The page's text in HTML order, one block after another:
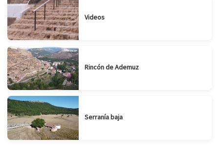
Videos
Rincón de Ademuz
Serranía baja